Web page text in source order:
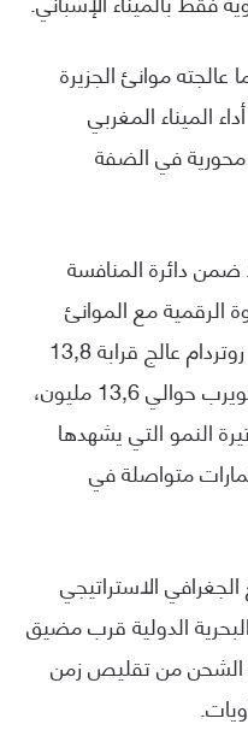
موانئ الجزيرة
الميناء المغربي
محورية في الضفة
دائرة المنافسة
الرقمية مع الموانئ
الكبرى آخذة في التقلص؛ فميناء روتردام عالج قرابة 13,8
مليون حاوية، فيما سجل ميناء أنتويرب حوالي 13,6 مليون،
النمو التي يشهدها
متواصلة في
الاستراتيجي
الدولية قرب مضيق
من تقليص زمن